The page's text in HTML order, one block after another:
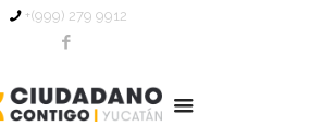
+(999) 279 9912